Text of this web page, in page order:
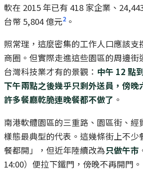
軟在 2015 年已有 418 家企業、
台幣 5,804 億元2 。
照常理，這麼密集的工作人口應該支
商圈。但實際走進這些園區的周邊街
台灣科技業才有的景觀： 中午 12 點
下午兩點之後幾乎只剩外送員，傍晚
許多餐廳乾脆連晚餐都不做了 。
南港軟體園區的三重路、園區街、經
樣態最典型的代表。這幾條街上不少
餐都開」，但近年陸續改為只做午市
14:00）便拉下鐵門，傍晚不再開門。